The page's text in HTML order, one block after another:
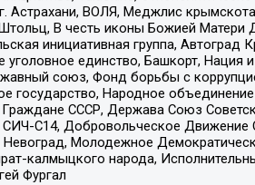
ВОЛЯ, Меджлис
В честь иконы Божией
инициативная группа, Автоград
уголовное единство, Башкорт,
союз, Фонд борьбы с
государство, Народное
СССР, Держава Союз
С14, Добровольческое Движение
Молодежное
калмыцкого народа,
Фургал